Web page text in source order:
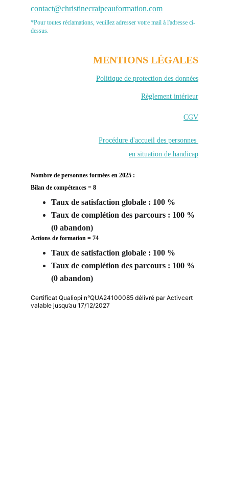
contact@christinecraipeauformation.com
Politique de protection des données
MENTIONS LÉGALES
Règlement intérieur
CGV
Procédure d'accueil des personnes
en situation de handicap
*Pour toutes réclamations, veuillez adresser votre mail à l'adresse ci-
dessus.
Nombre de personnes formées en 2025 :
Bilan de compétences = 8
Taux de satisfaction globale : 100 %
Taux de complétion des parcours : 100 %
(0 abandon)
Actions de formation = 74
Taux de satisfaction globale : 100 %
Taux de complétion des parcours : 100 %
(0 abandon)
Certificat Qualiopi n°QUA24100085 délivré par Activcert
valable jusqu’au 17/12/2027